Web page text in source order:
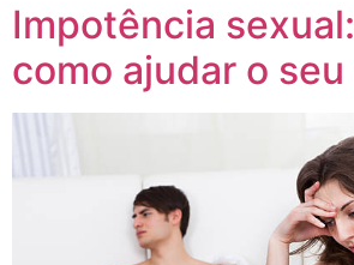
Impotência
como ajudar o